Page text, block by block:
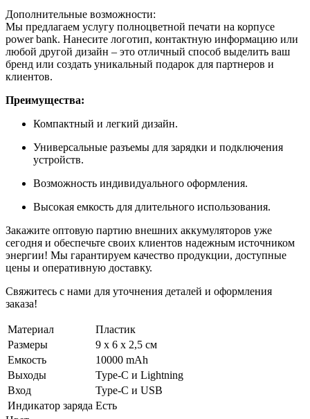
Дополнительные возможности:
Мы предлагаем услугу полноцветной печати на корпусе
power bank. Нанесите логотип, контактную информацию или
любой другой дизайн – это отличный способ выделить ваш
бренд или создать уникальный подарок для партнеров и
клиентов.
Преимущества:
Компактный и легкий дизайн.
Универсальные разъемы для зарядки и подключения
устройств.
Возможность индивидуального оформления.
Высокая емкость для длительного использования.
Закажите оптовую партию внешних аккумуляторов уже
сегодня и обеспечьте своих клиентов надежным источником
энергии! Мы гарантируем качество продукции, доступные
цены и оперативную доставку.
Свяжитесь с нами для уточнения деталей и оформления
заказа!
Материал
Пластик
Размеры
9 x 6 x 2,5 см
Емкость
10000 mAh
Выходы
Type-C и Lightning
Вход
Type-C и USB
Индикатор заряда Есть